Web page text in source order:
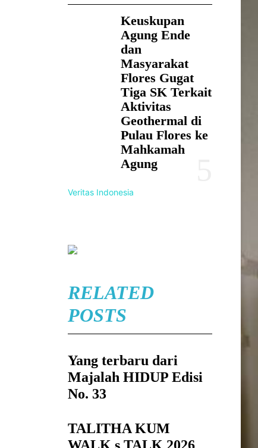
Keuskupan
Agung Ende
dan
Masyarakat
Flores Gugat
Tiga SK Terkait
Aktivitas
Geothermal di
Pulau Flores ke
Mahkamah
Agung
Veritas Indonesia
RELATED
POSTS
Yang terbaru dari
Majalah HIDUP Edisi
No. 33
TALITHA KUM